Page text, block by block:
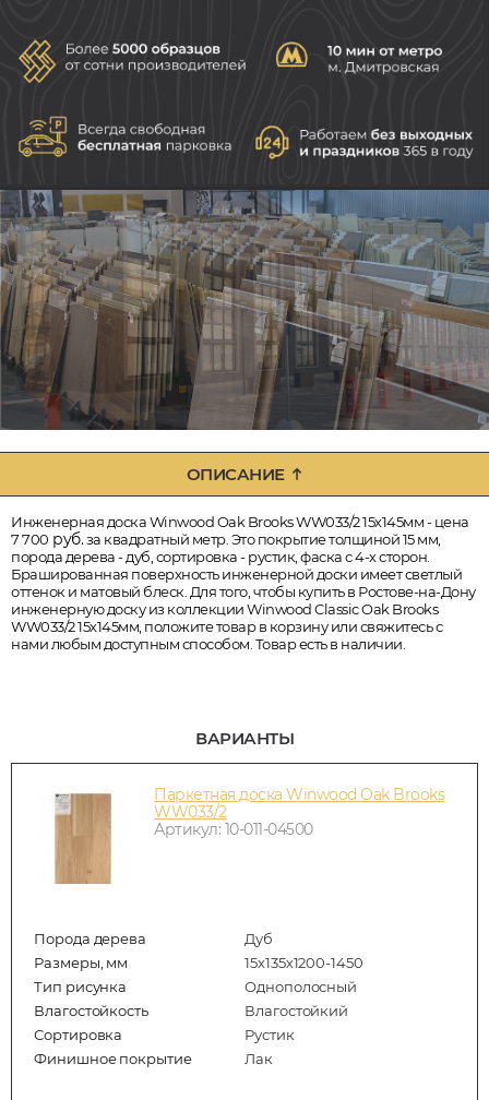
ОПИСАНИЕ
Инженерная доска Winwood Oak Brooks WW033/2 15х145мм - цена
7 700 руб.за квадратный метр. Это покрытие толщиной 15 мм,
порода дерева - дуб, сортировка - рустик, фаска с 4-х сторон.
Брашированная поверхность инженерной доски имеет светлый
оттенок и матовый блеск. Для того, чтобы купить в Ростове-на-Дону
инженерную доску из коллекции Winwood Classic Oak Brooks
WW033/2 15х145мм, положите товар в корзину или свяжитесь с
нами любым доступным способом. Товар есть в наличии.
ВАРИАНТЫ
Паркетная доска Winwood Oak Brooks
WW033/2
Артикул: 10-011-04500
Порода дерева
Дуб
Размеры, мм
15х135х1200-1450
Тип рисунка
Однополосный
Влагостойкость
Влагостойкий
Сортировка
Рустик
Финишное покрытие
Лак